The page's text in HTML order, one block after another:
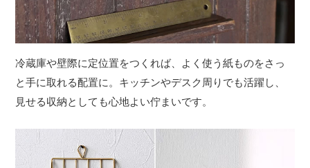
冷蔵庫や壁際に定位置をつくれば、よく使う紙ものをさっ
と手に取れる配置に。キッチンやデスク周りでも活躍し、
見せる収納としても心地よい佇まいです。